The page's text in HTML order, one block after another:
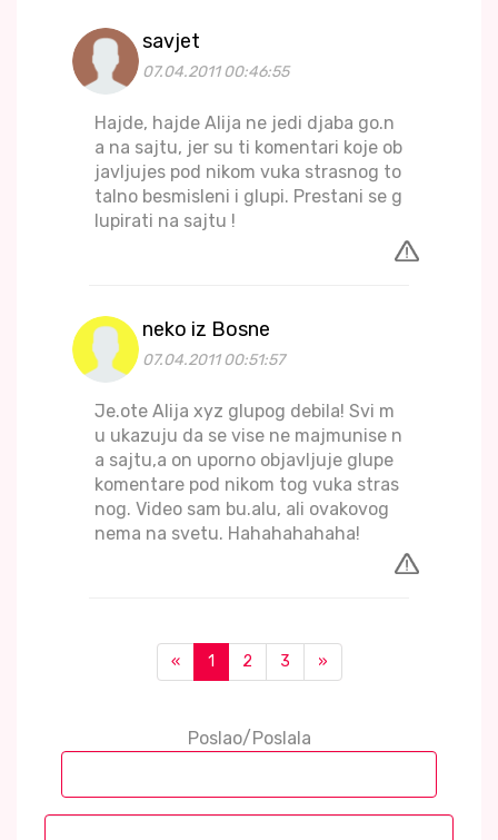
savjet
07.04.2011 00:46:55
Hajde, hajde Alija ne jedi djaba go.n
a na sajtu, jer su ti komentari koje ob
javljujes pod nikom vuka strasnog to
talno besmisleni i glupi. Prestani se g
lupirati na sajtu !
neko iz Bosne
07.04.2011 00:51:57
Je.ote Alija xyz glupog debila! Svi m
u ukazuju da se vise ne majmunise n
a sajtu,a on uporno objavljuje glupe
komentare pod nikom tog vuka stras
nog. Video sam bu.alu, ali ovakovog
nema na svetu. Hahahahahaha!
« 1 2 3 »
Poslao/Poslala